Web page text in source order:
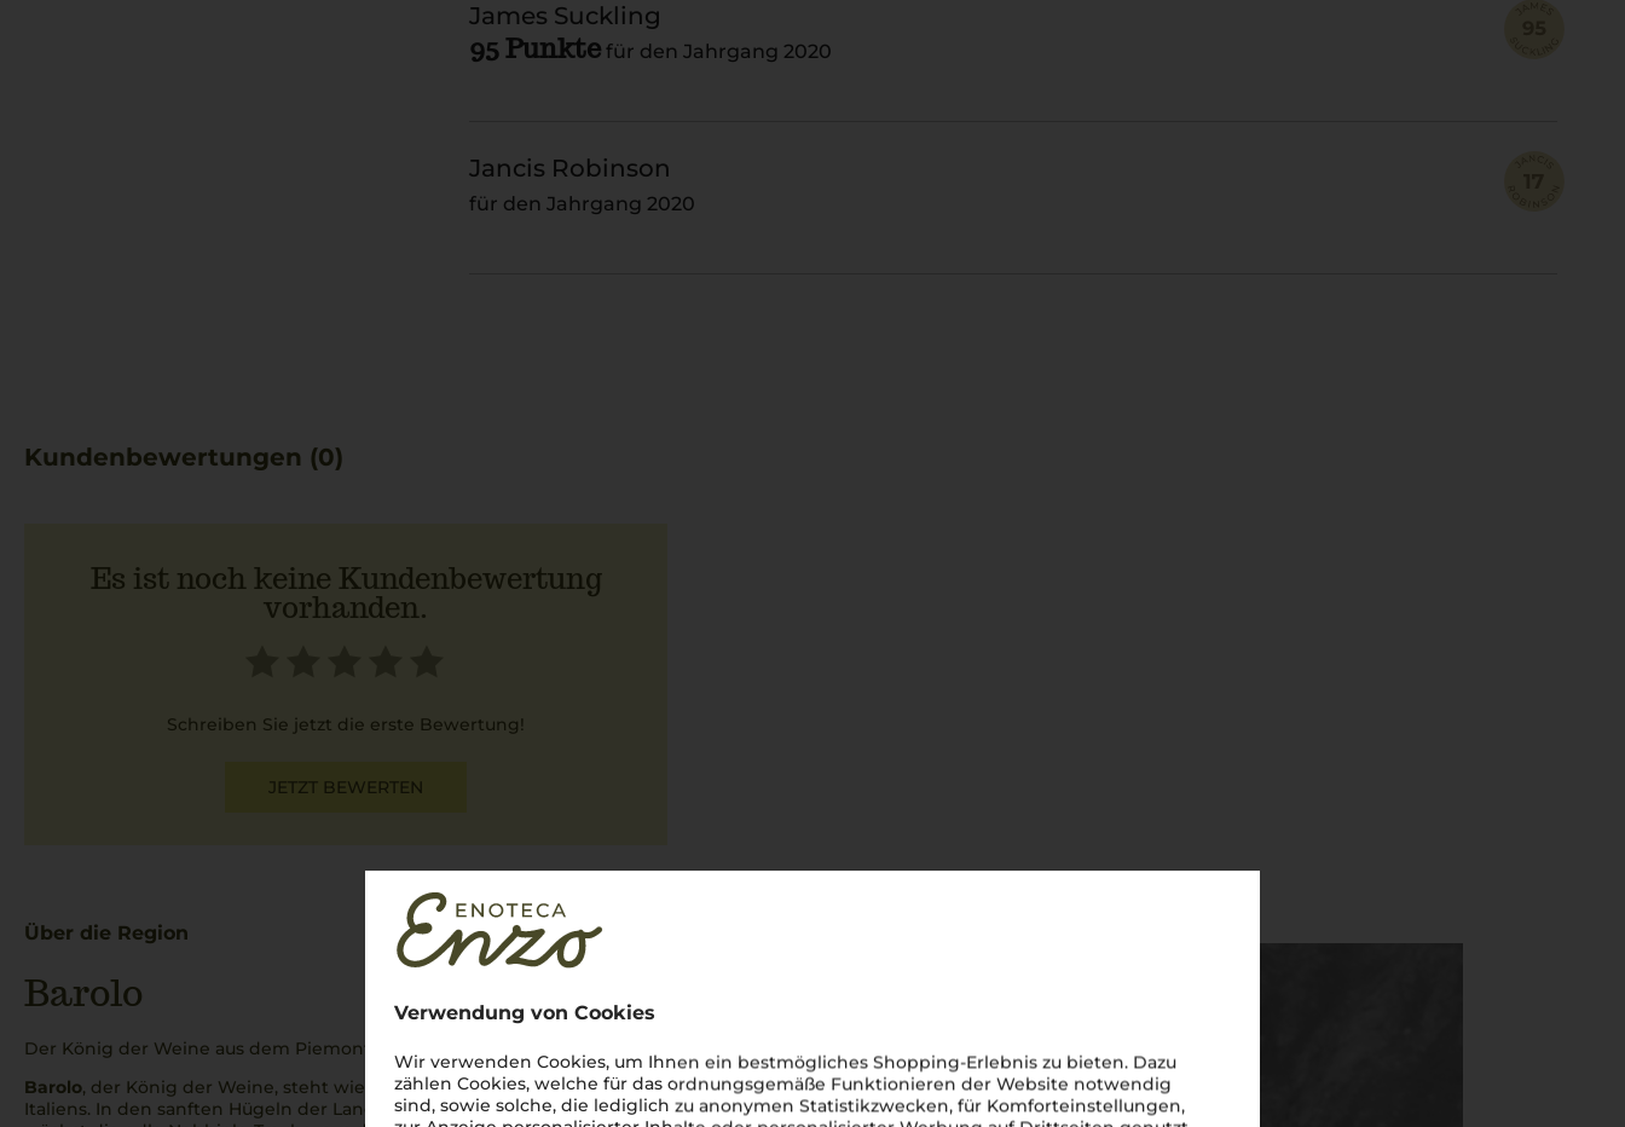
Verwendung von Cookies
Wir verwenden Cookies, um Ihnen ein bestmögliches Shopping-Erlebnis zu bieten. Dazu
zählen Cookies, welche für das ordnungsgemäße Funktionieren der Website notwendig
sind, sowie solche, die lediglich zu anonymen Statistikzwecken, für Komforteinstellungen,
James Suckling
95 Punkte für den Jahrgang 2020
Jancis Robinson
für den Jahrgang 2020
Kundenbewertungen (0)
Es ist noch keine Kundenbewertung
vorhanden.
Schreiben Sie jetzt die erste Bewertung!
JETZT BEWERTEN
Über die Region
Barolo
Der König der Weine aus dem Piemont
Barolo, der König der Weine, steht wie kein anderer Rotwein für die reiche Weintradition
Italiens. In den sanften Hügeln der Langhe, wo dasPiemontseine Schönheit entfaltet,